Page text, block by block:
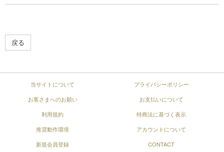
戻る
当サイトについて
プライバシーポリシー
お客さまへのお願い
お支払いについて
利用規約
特商法に基づく表示
推奨動作環境
アカウントについて
新規会員登録
CONTACT